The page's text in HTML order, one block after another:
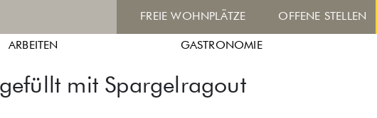
FREIE WOHNPLÄTZE OFFENE STELLEN
ARBEITEN GASTRONOMIE
mit Spargelragout